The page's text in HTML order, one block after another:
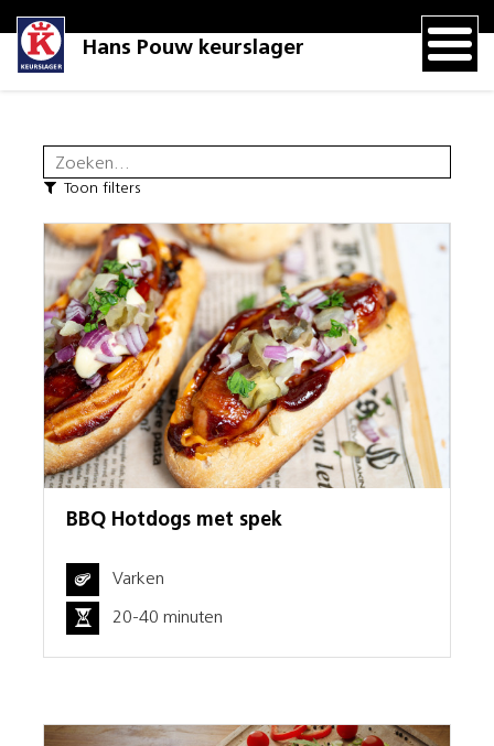
Hans Pouw keurslager
Toon filters
BBQ Hotdogs met spek
Varken
20-40 minuten